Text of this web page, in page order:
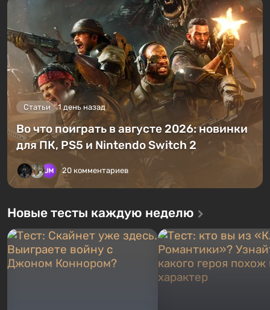
Статьи 1 день назад
Во что поиграть в августе 2026: новинки
для ПК, PS5 и Nintendo Switch 2
20 комментариев
Новые тесты каждую неделю